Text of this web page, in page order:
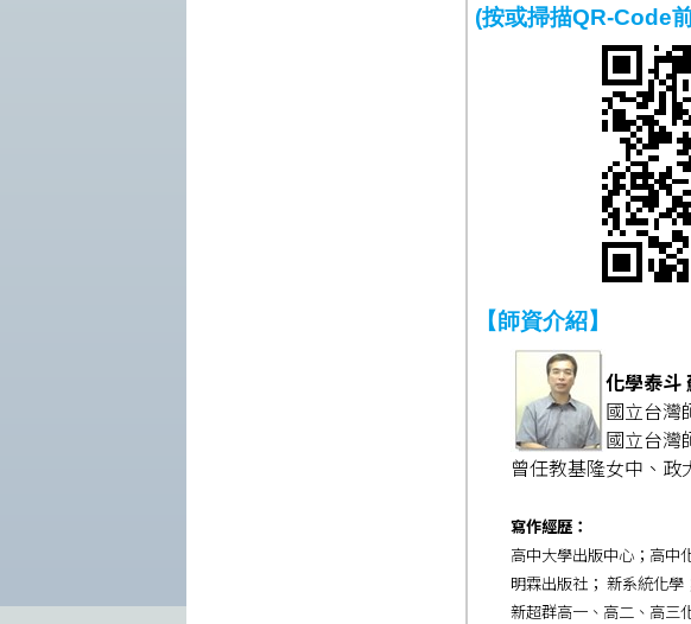
(按或掃描QR-Code
【師資介紹】
化學泰斗
國立台灣
國立台灣
曾任教基隆女中、政
寫作經歷：
高中大學出版中心；高中
明霖出版社； 新系統化學
新超群高一、高二、高三